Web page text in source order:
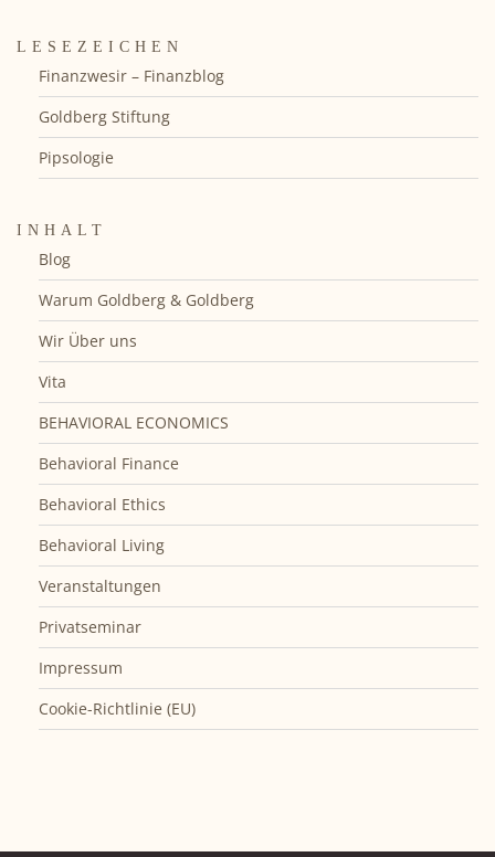
LESEZEICHEN
Finanzwesir – Finanzblog
Goldberg Stiftung
Pipsologie
INHALT
Blog
Warum Goldberg & Goldberg
Wir Über uns
Vita
BEHAVIORAL ECONOMICS
Behavioral Finance
Behavioral Ethics
Behavioral Living
Veranstaltungen
Privatseminar
Impressum
Cookie-Richtlinie (EU)